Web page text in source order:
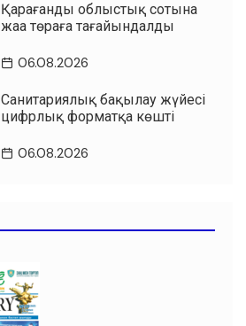
Қарағанды облыстық сотына
жаңа төраға тағайындалды
06.08.2026
Санитариялық бақылау жүйесі
цифрлық форматқа көшті
06.08.2026